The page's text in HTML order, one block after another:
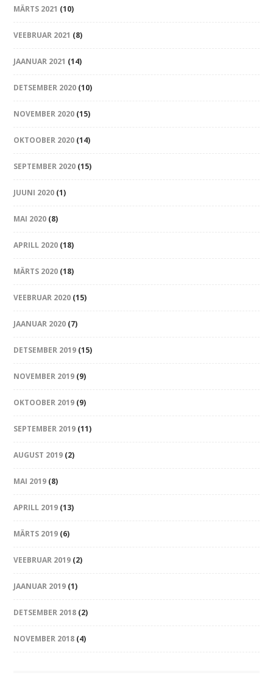
MÄRTS 2021 (10)
VEEBRUAR 2021 (8)
JAANUAR 2021 (14)
DETSEMBER 2020 (10)
NOVEMBER 2020 (15)
OKTOOBER 2020 (14)
SEPTEMBER 2020 (15)
JUUNI 2020 (1)
MAI 2020 (8)
APRILL 2020 (18)
MÄRTS 2020 (18)
VEEBRUAR 2020 (15)
JAANUAR 2020 (7)
DETSEMBER 2019 (15)
NOVEMBER 2019 (9)
OKTOOBER 2019 (9)
SEPTEMBER 2019 (11)
AUGUST 2019 (2)
MAI 2019 (8)
APRILL 2019 (13)
MÄRTS 2019 (6)
VEEBRUAR 2019 (2)
JAANUAR 2019 (1)
DETSEMBER 2018 (2)
NOVEMBER 2018 (4)